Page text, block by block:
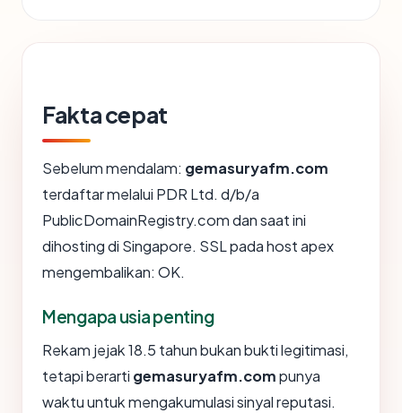
Fakta cepat
Sebelum mendalam: gemasuryafm.com
terdaftar melalui PDR Ltd. d/b/a
PublicDomainRegistry.com dan saat ini
dihosting di Singapore. SSL pada host apex
mengembalikan: OK.
Mengapa usia penting
Rekam jejak 18.5 tahun bukan bukti legitimasi,
tetapi berarti gemasuryafm.compunya
waktu untuk mengakumulasi sinyal reputasi.